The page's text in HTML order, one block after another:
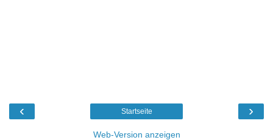
‹ ›
Startseite
Web-Version anzeigen